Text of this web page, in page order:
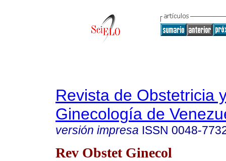
Revista de Obstetricia
Ginecología de
versión impresa ISSN 0048-
Rev Obstet Ginecol